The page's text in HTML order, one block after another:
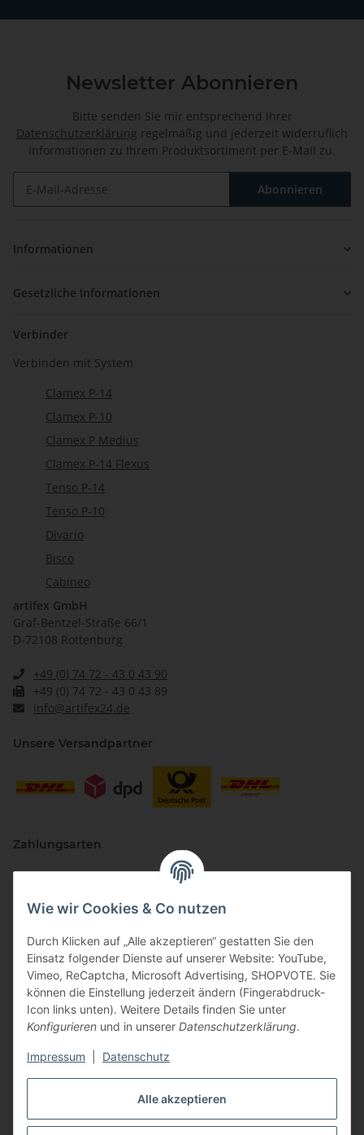
Alle akzeptieren
Wie wir Cookies & Co nutzen
Durch Klicken auf „Alle akzeptieren“ gestatten Sie den
Einsatz folgender Dienste auf unserer Website: YouTube,
Vimeo, ReCaptcha, Microsoft Advertising, SHOPVOTE. Sie
können die Einstellung jederzeit ändern (Fingerabdruck-
Icon links unten). Weitere Details finden Sie unter
Konfigurieren und in unserer Datenschutzerklärung.
Impressum Datenschutz
Newsletter Abonnieren
Bitte senden Sie mir entsprechend Ihrer
Datenschutzerklärung regelmäßig und jederzeit widerruflich
Informationen zu Ihrem Produktsortiment per E-Mail zu.
Abonnieren
Informationen
Gesetzliche Informationen
Verbinder
Verbinden mit System
Clamex P-14
Clamex P-10
Clamex P Medius
Clamex P-14 Flexus
Tenso P-14
Tenso P-10
Divario
Bisco
Cabineo
artifex GmbH
Graf-Bentzel-Straße 66/1
D-72108 Rottenburg
+49 (0) 74 72 - 43 0 43 90
+49 (0) 74 72 - 43 0 43 89
info@artifex24.de
Unsere Versandpartner
Zahlungsarten
Vertriebspartner